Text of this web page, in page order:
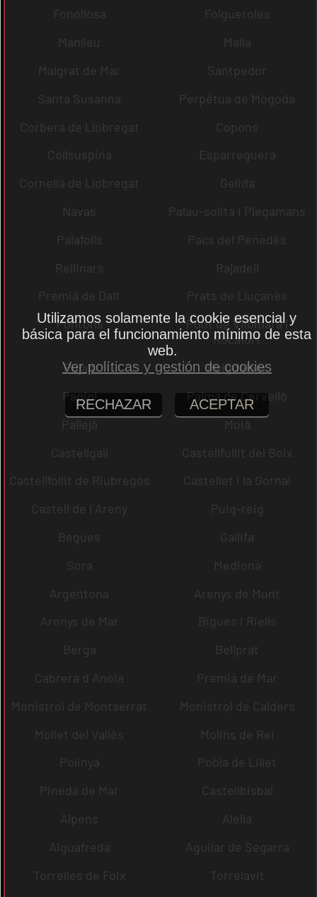
Fonollosa
Folgueroles
Manlleu
Malla
Malgrat de Mar
Santpedor
Santa Susanna
Perpètua de Mogoda
Corbera de Llobregat
Copons
Collsuspina
Esparreguera
Cornellà de Llobregat
Gelida
Navas
Palau-solità i Plegamans
Palafolls
Pacs del Penedès
Rellinars
Rajadell
Premià de Dalt
Prats de Lluçanès
Pontons
Pont de Vilomara i
Rocafort
Pujalt
Puigdàlber
Papiol
Palma de Cervelló
Pallejà
Moià
Castellgalí
Castellfullit del Boix
Castellfollit de Riubregós
Castellet i la Gornal
Castell de l´Areny
Puig-reig
Begues
Gallifa
Sora
Mediona
Argentona
Arenys de Munt
Arenys de Mar
Bigues i Riells
Berga
Bellprat
Cabrera d´Anoia
Premià de Mar
Monistrol de Montserrat
Monistrol de Calders
Mollet del Vallès
Molins de Rei
Polinyà
Pobla de Lillet
Pineda de Mar
Castellbisbal
Alpens
Alella
Aiguafreda
Aguilar de Segarra
Torrelles de Foix
Torrelavit
Utilizamos solamente la cookie esencial y
básica para el funcionamiento mínimo de esta
web.
Ver políticas y gestión de cookies
RECHAZAR ACEPTAR